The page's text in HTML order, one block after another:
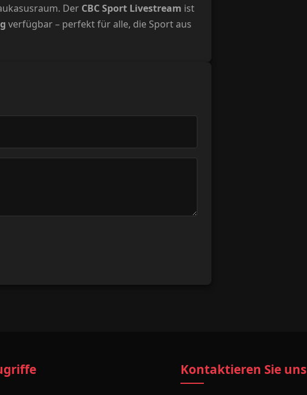
Der CBC Sport Livestream ist
verfügbar – perfekt für alle, die Sport aus
Kontaktieren Sie uns